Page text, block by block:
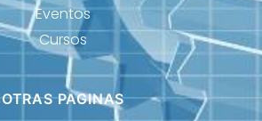
Eventos
Cursos
OTRAS PAGINAS